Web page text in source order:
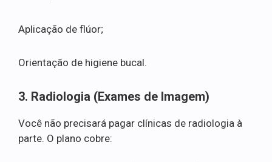
Aplicação de flúor;
Orientação de higiene bucal.
3. Radiologia (Exames de Imagem)
Você não precisará pagar clínicas de radiologia à
parte. O plano cobre: